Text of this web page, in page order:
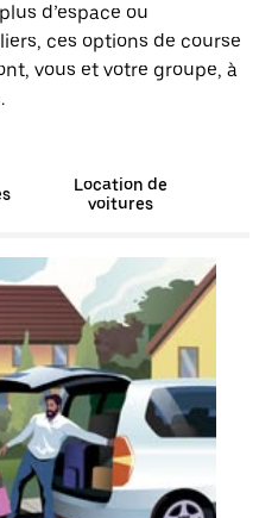
d’espace ou
ces options de course
vous et votre groupe, à
Location de
voitures